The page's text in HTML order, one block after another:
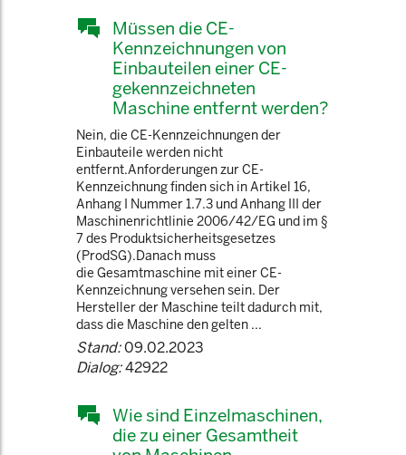
Müssen die CE-
Kennzeichnungen von
Einbauteilen einer CE-
gekennzeichneten
Maschine entfernt werden?
Nein, die CE-Kennzeichnungen der
Einbauteile werden nicht
entfernt.Anforderungen zur CE-
Kennzeichnung finden sich in Artikel 16,
Anhang I Nummer 1.7.3 und Anhang III der
Maschinenrichtlinie 2006/42/EG und im §
7 des Produktsicherheitsgesetzes
(ProdSG).Danach muss
die Gesamtmaschine mit einer CE-
Kennzeichnung versehen sein. Der
Hersteller der Maschine teilt dadurch mit,
dass die Maschine den gelten ...
Stand:09.02.2023
Dialog:42922
Wie sind Einzelmaschinen,
die zu einer Gesamtheit